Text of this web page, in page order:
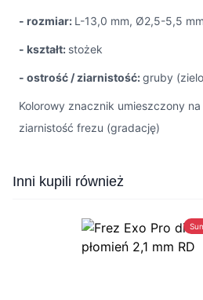
- rozmiar: L-13,0 mm, Ø2,5-5,5 mm
- kształt: stożek
- ostrość / ziarnistość:gruby
Kolorowy znacznik umieszczony
ziarnistość frezu (gradację)
Press to skip carousel
Inni kupili również